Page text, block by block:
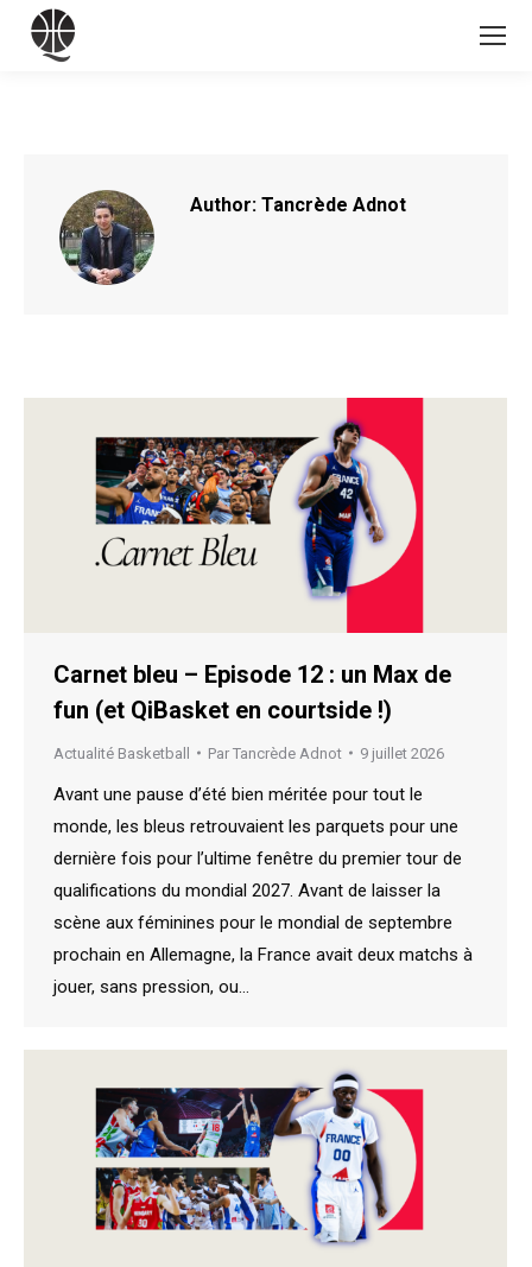
Author: Tancrède Adnot
Carnet bleu – Episode 12 : un Max de
fun (et QiBasket en courtside !)
Actualité Basketball Par Tancrède Adnot 9 juillet 2026
Avant une pause d’été bien méritée pour tout le
monde, les bleus retrouvaient les parquets pour une
dernière fois pour l’ultime fenêtre du premier tour de
qualifications du mondial 2027. Avant de laisser la
scène aux féminines pour le mondial de septembre
prochain en Allemagne, la France avait deux matchs à
jouer, sans pression, ou…